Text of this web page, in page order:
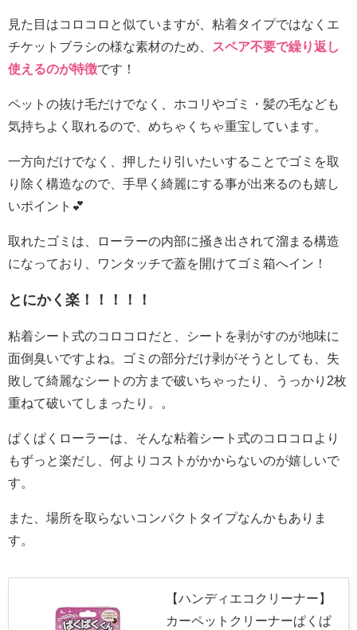
見た目はコロコロと似ていますが、粘着タイプではなくエ
チケットブラシの様な素材のため、
スペア不要で繰り返し
使えるのが特徴です！
ペットの抜け毛だけでなく、ホコリやゴミ・髪の毛なども
気持ちよく取れるので、めちゃくちゃ重宝しています。
一方向だけでなく、押したり引いたいすることでゴミを取
り除く構造なので、手早く綺麗にする事が出来るのも嬉し
いポイント💕
取れたゴミは、ローラーの内部に掻き出されて溜まる構造
になっており、ワンタッチで蓋を開けてゴミ箱へイン！
とにかく楽！！！！！
粘着シート式のコロコロだと、シートを剥がすのが地味に
面倒臭いですよね。ゴミの部分だけ剥がそうとしても、失
敗して綺麗なシートの方まで破いちゃったり、うっかり2枚
重ねて破いてしまったり。。
ぱくぱくローラーは、そんな粘着シート式のコロコロより
もずっと楽だし、何よりコストがかからないのが嬉しいで
す。
また、場所を取らないコンパクトタイプなんかもありま
す。
【ハンディエコクリーナー】
カーペットクリーナーぱくぱ